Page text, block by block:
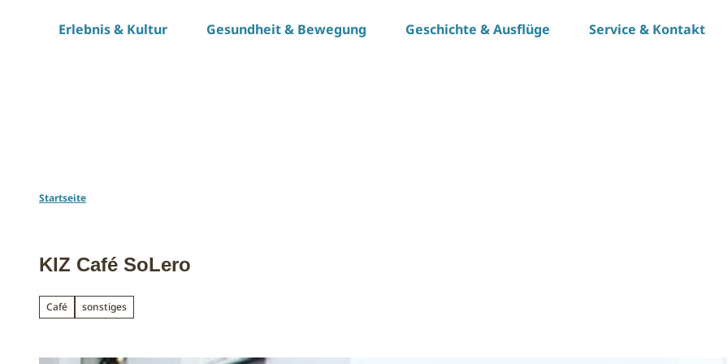
Erlebnis & Kultur Gesundheit & Bewegung Geschichte & Ausflüge Service & Kontakt
Startseite
KIZ Café SoLero
Café sonstiges